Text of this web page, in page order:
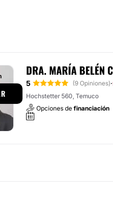
DRA. MARÍA BELÉN
5 (9 Opiniones)·
Hochstetter 560, Temuco
Opciones de financiación